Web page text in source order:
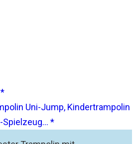
Uni-Jump, Kindertrampolin
Spielzeug...